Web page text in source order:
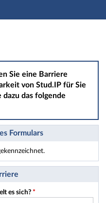
Sie eine Barriere
von Stud.IP für Sie
dazu das folgende
Formulars
es sich? *